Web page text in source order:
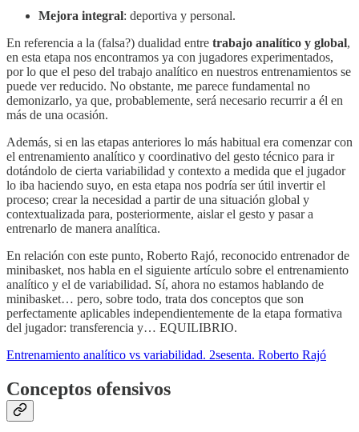
Mejora integral: deportiva y personal.
En referencia a la (falsa?) dualidad entre trabajo analítico y global,
en esta etapa nos encontramos ya con jugadores experimentados,
por lo que el peso del trabajo analítico en nuestros entrenamientos se
puede ver reducido. No obstante, me parece fundamental no
demonizarlo, ya que, probablemente, será necesario recurrir a él en
más de una ocasión.
Además, si en las etapas anteriores lo más habitual era comenzar con
el entrenamiento analítico y coordinativo del gesto técnico para ir
dotándolo de cierta variabilidad y contexto a medida que el jugador
lo iba haciendo suyo, en esta etapa nos podría ser útil invertir el
proceso; crear la necesidad a partir de una situación global y
contextualizada para, posteriormente, aislar el gesto y pasar a
entrenarlo de manera analítica.
En relación con este punto, Roberto Rajó, reconocido entrenador de
minibasket, nos habla en el siguiente artículo sobre el entrenamiento
analítico y el de variabilidad. Sí, ahora no estamos hablando de
minibasket… pero, sobre todo, trata dos conceptos que son
perfectamente aplicables independientemente de la etapa formativa
del jugador: transferencia y… EQUILIBRIO.
Entrenamiento analítico vs variabilidad. 2sesenta. Roberto Rajó
Conceptos ofensivos